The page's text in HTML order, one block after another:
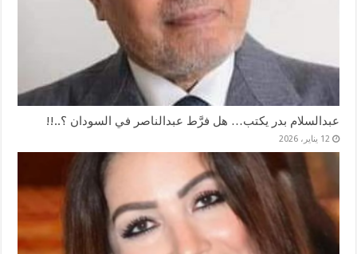
عبدالسلام بدر يكتب… هل فرَّط عبدالناصر في السودان ؟..!!
12 يناير، 2026